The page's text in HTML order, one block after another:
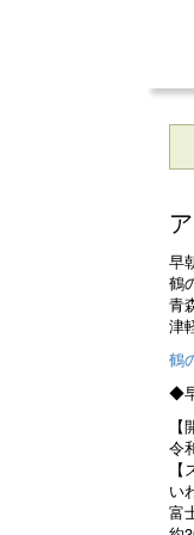
早
鶴
青
津
鶴
◆
令
い
富